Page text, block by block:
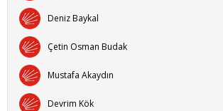
Deniz Baykal
Çetin Osman Budak
Mustafa Akaydın
Devrim Kök